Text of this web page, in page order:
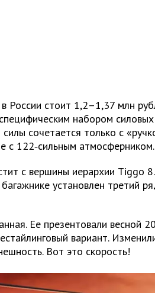
России стоит 1,2–1,37 млн
набором силовых
сочетается только с
с 122‑сильным атмо­сферником.
с вершины иерархии Tiggo
установлен третий
Ее презентовали весной
вариант.
Вот это скорость!